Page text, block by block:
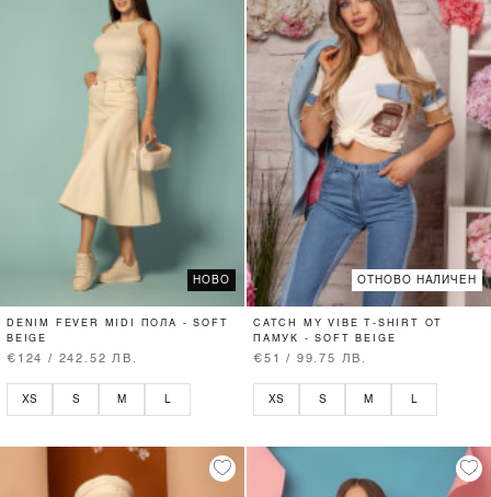
НОВО
DENIM FEVER MIDI ПОЛА - SOFT
BEIGE
€124 / 242.52 ЛВ.
XS S M
ОТНОВО НАЛИЧЕН
CATCH MY VIBE T-SHIRT ОТ
ПАМУК - SOFT BEIGE
€51 / 99.75 ЛВ.
XS S M